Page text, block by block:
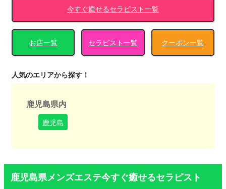
今すぐ癒せるセラピスト一覧
お店一覧 セラピスト一覧 クーポン一覧
人気のエリアから探す！
鹿児島県内
鹿児島
鹿児島県メンズエステ今すぐ癒せるセラピスト